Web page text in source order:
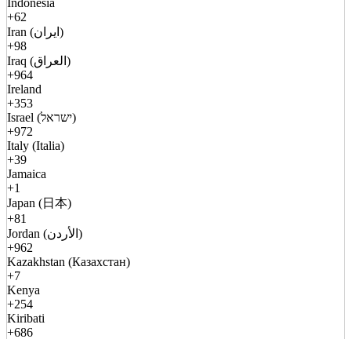
+62
Iran (ایران)
+98
Iraq (العراق)
+964
Ireland
+353
Israel (ישראל)
+972
Italy (Italia)
+39
Jamaica
+1
Japan (日本)
+81
Jordan (الأردن)
+962
Kazakhstan (Казахстан)
+7
Kenya
+254
Kiribati
+686